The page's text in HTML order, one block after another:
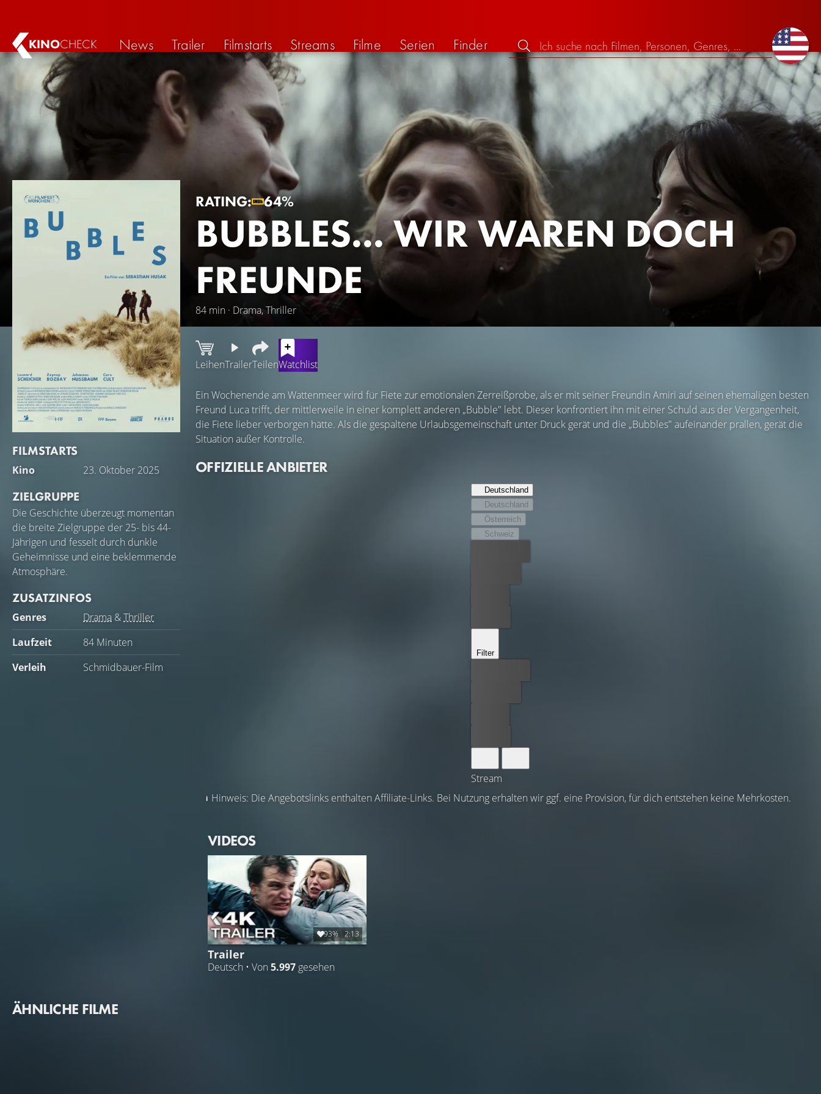
KINOCHECK News Trailer Filmstarts Streams Filme Serien Finder
RATING: 64%
BUBBLES... WIR WAREN DOCH
FREUNDE
84 min · Drama, Thriller
FILMSTARTS
Kino 23. Oktober 2025
ZIELGRUPPE
Die Geschichte überzeugt momentan
die breite Zielgruppe der 25- bis 44-
Jährigen und fesselt durch dunkle
Geheimnisse und eine beklemmende
Atmosphäre.
ZUSATZINFOS
Genres Drama &Thriller
Laufzeit
84 Minuten
Verleih
Schmidbauer-Film
LeihenTrailerTeilenWatchlist
Ein Wochenende am Wattenmeer wird für Fiete zur emotionalen Zerreißprobe, als er mit seiner Freundin Amiri auf seinen ehemaligen besten
Freund Luca trifft, der mittlerweile in einer komplett anderen „Bubble" lebt. Dieser konfrontiert ihn mit einer Schuld aus der Vergangenheit,
die Fiete lieber verborgen hätte. Als die gespaltene Urlaubsgemeinschaft unter Druck gerät und die „Bubbles" aufeinander prallen, gerät die
Situation außer Kontrolle.
OFFIZIELLE ANBIETER
Deutschland
Deutschland
Österreich
Schweiz
Filter
Stream
Hinweis: Die Angebotslinks enthalten Affiliate-Links. Bei Nutzung erhalten wir ggf. eine Provision, für dich entstehen keine Mehrkosten.
VIDEOS
93% 2:13
Trailer
Deutsch • Von 5.997 gesehen
ÄHNLICHE FILME